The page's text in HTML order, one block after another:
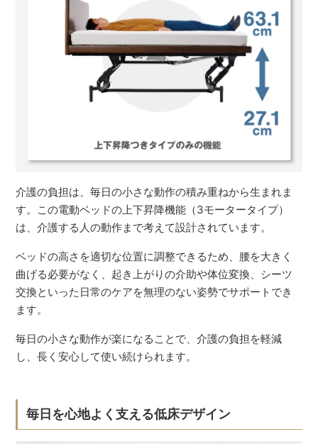
介護の負担は、毎日の小さな動作の積み重ねから生まれま
す。この電動ベッドの上下昇降機能（3モータータイプ）
は、介護する人の動作まで考えて設計されています。
ベッドの高さを適切な位置に調整できるため、腰を大きく
曲げる必要がなく、起き上がりの介助や体位変換、シーツ
交換といった日常のケアを無理のない姿勢でサポートでき
ます。
毎日の小さな動作が楽になることで、介護の負担を軽減
し、長く安心して使い続けられます。
毎日を心地よく支える低床デザイン